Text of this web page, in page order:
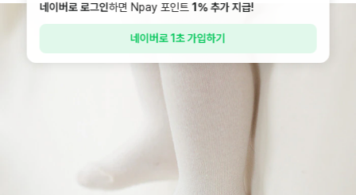
네이버로 로그인하면 Npay 포인트1%추가 지급!
네이버로 1초 가입하기